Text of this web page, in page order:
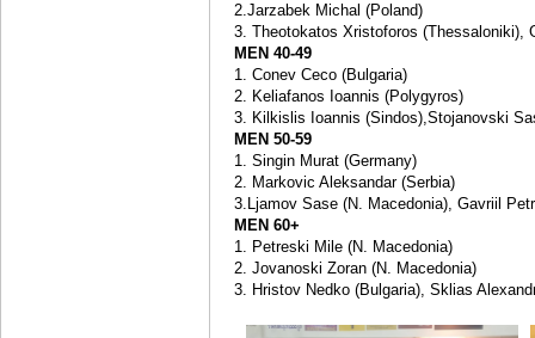
2.Jarzabek Michal (Poland)
3. Theotokatos Xristoforos (Thessaloniki),
MEN 40-49
1. Conev Ceco (Bulgaria)
2. Keliafanos Ioannis (Polygyros)
3. Kilkislis Ioannis (Sindos),Stojanovski
MEN 50-59
1. Singin Murat (Germany)
2. Markovic Aleksandar (Serbia)
3.Ljamov Sase (N. Macedonia), Gavriil
MEN 60+
1. Petreski Mile (N. Macedonia)
2. Jovanoski Zoran (N. Macedonia)
3. Hristov Nedko (Bulgaria), Sklias